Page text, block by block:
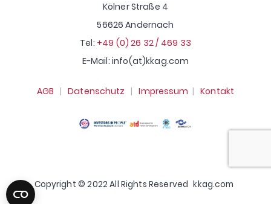
Kölner Straße 4
56626 Andernach
Tel: +49 (0) 26 32 / 469 33
E-Mail: info(at)kkag.com
AGB |Datenschutz |Impressum |Kontakt
Copyright © 2022 All Rights Reserved kkag.com